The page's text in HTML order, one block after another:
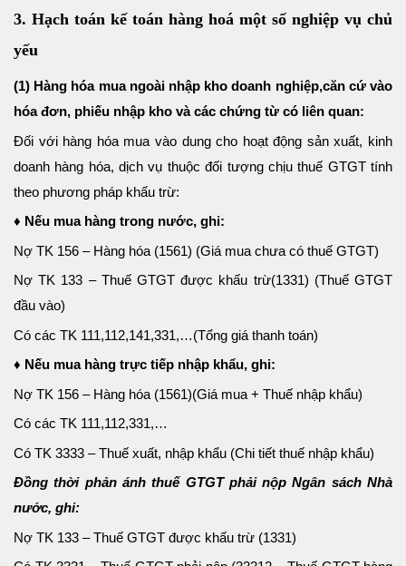
3. Hạch toán kế toán hàng hoá một số nghiệp vụ chủ
yếu
(1) Hàng hóa mua ngoài nhập kho doanh nghiệp,căn cứ vào
hóa đơn, phiếu nhập kho và các chứng từ có liên quan:
Đối với hàng hóa mua vào dung cho hoạt động sản xuất, kinh
doanh hàng hóa, dịch vụ thuộc đối tượng chịu thuế GTGT tính
theo phương pháp khấu trừ:
♦ Nếu mua hàng trong nước, ghi:
Nợ TK 156 – Hàng hóa (1561) (Giá mua chưa có thuế GTGT)
Nợ TK 133 – Thuế GTGT được khấu trừ(1331) (Thuế GTGT
đầu vào)
Có các TK 111,112,141,331,…(Tổng giá thanh toán)
♦ Nếu mua hàng trực tiếp nhập khẩu, ghi:
Nợ TK 156 – Hàng hóa (1561)(Giá mua + Thuế nhập khẩu)
Có các TK 111,112,331,…
Có TK 3333 – Thuế xuất, nhập khẩu (Chi tiết thuế nhập khẩu)
Đồng thời phản ánh thuế GTGT phải nộp Ngân sách Nhà
nước, ghi:
Nợ TK 133 – Thuế GTGT được khấu trừ (1331)